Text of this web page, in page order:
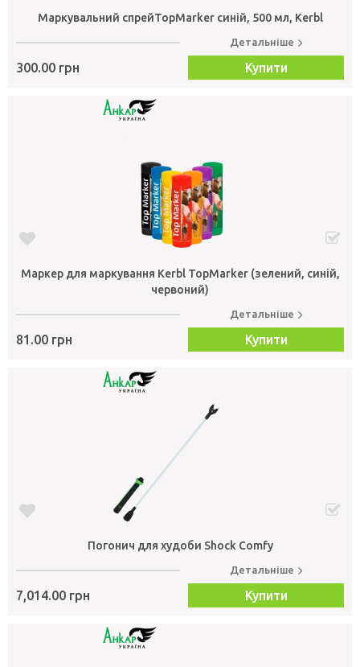
Маркувальний спрейTopMarker синій, 500 мл, Kerbl
300.00 грн
Детальніше
Купити
Маркер для маркування Kerbl TopMarker (зелений, синій,
червоний)
81.00 грн
Детальніше
Купити
Погонич для худоби Shock Comfy
7,014.00 грн
Детальніше
Купити